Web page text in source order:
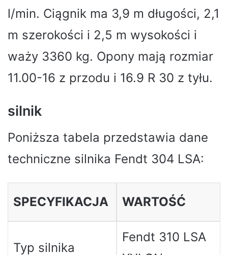
l/min. Ciągnik ma 3,9 m długości, 2,1
m szerokości i 2,5 m wysokości i
waży 3360 kg. Opony mają rozmiar
11.00-16 z przodu i 16.9 R 30 z tyłu.
silnik
Poniższa tabela przedstawia dane
techniczne silnika Fendt 304 LSA:
SPECYFIKACJA WARTOŚĆ
Typ silnika
Fendt 310 LSA